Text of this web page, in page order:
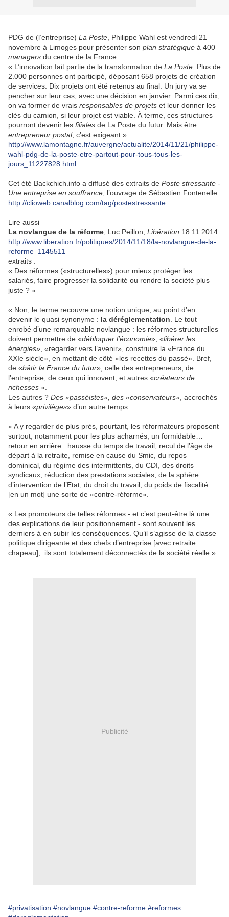
PDG de (l’entreprise) La Poste , Philippe Wahl est vendredi 21
novembre à Limoges pour présenter son plan stratégique à 400
managers du centre de la France.
« L’innovation fait partie de la transformation de La Poste . Plus de
2.000 personnes ont participé, déposant 658 projets de création
de services. Dix projets ont été retenus au final. Un jury va se
pencher sur leur cas, avec une décision en janvier. Parmi ces dix,
on va former de vrais responsables de projets et leur donner les
clés du camion, si leur projet est viable. À terme, ces structures
pourront devenir les filiales de La Poste du futur. Mais être
entrepreneur postal, c’est exigeant ».
http://www.lamontagne.fr/auvergne/actualite/2014/11/21/philippe-
wahl-pdg-de-la-poste-etre-partout-pour-tous-tous-les-
jours_11227828.html
Cet été Backchich.info a diffusé des extraits de Poste stressante -
Une entreprise en souffrance , l’ouvrage de Sébastien Fontenelle
http://clioweb.canalblog.com/tag/postestressante
Lire aussi
La novlangue de la réforme , Luc Peillon, Libération 18.11.2014
http://www.liberation.fr/politiques/2014/11/18/la-novlangue-de-la-
reforme_1145511
extraits :
« Des réformes («structurelles») pour mieux protéger les
salariés, faire progresser la solidarité ou rendre la société plus
juste ? »
« Non, le terme recouvre une notion unique, au point d’en
devenir le quasi synonyme : la déréglementation . Le tout
enrobé d’une remarquable novlangue : les réformes structurelles
doivent permettre de «débloquer l’économie», «libérer les
énergies», «regarder vers l’avenir», construire la «France du
XXIe siècle», en mettant de côté «les recettes du passé». Bref,
de «bâtir la France du futur», celle des entrepreneurs, de
l’entreprise, de ceux qui innovent, et autres «créateurs de
richesses ».
Les autres ? Des «passéistes», des «conservateurs» , accrochés
à leurs «privilèges» d’un autre temps.
« A y regarder de plus près, pourtant, les réformateurs proposent
surtout, notamment pour les plus acharnés, un formidable…
retour en arrière : hausse du temps de travail, recul de l’âge de
départ à la retraite, remise en cause du Smic, du repos
dominical, du régime des intermittents, du CDI, des droits
syndicaux, réduction des prestations sociales, de la sphère
d’intervention de l’Etat, du droit du travail, du poids de fiscalité…
[en un mot] une sorte de «contre-réforme».
« Les promoteurs de telles réformes - et c’est peut-être là une
des explications de leur positionnement - sont souvent les
derniers à en subir les conséquences. Qu’il s’agisse de la classe
politique dirigeante et des chefs d’entreprise [avec retraite
chapeau], ils sont totalement déconnectés de la société réelle ».
Publicité
#privatisation #novlangue #contre-reforme #reformes